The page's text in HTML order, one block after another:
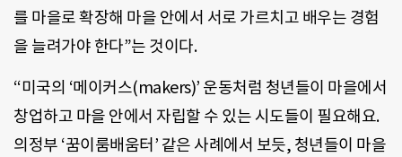
를 마을로 확장해 마을 안에서 서로 가르치고 배우는 경험
을 늘려가야 한다”는 것이다.
“미국의 ‘메이커스(makers)’ 운동처럼 청년들이 마을에서
창업하고 마을 안에서 자립할 수 있는 시도들이 필요해요.
의정부 ‘꿈이룸배움터’ 같은 사례에서 보듯, 청년들이 마을